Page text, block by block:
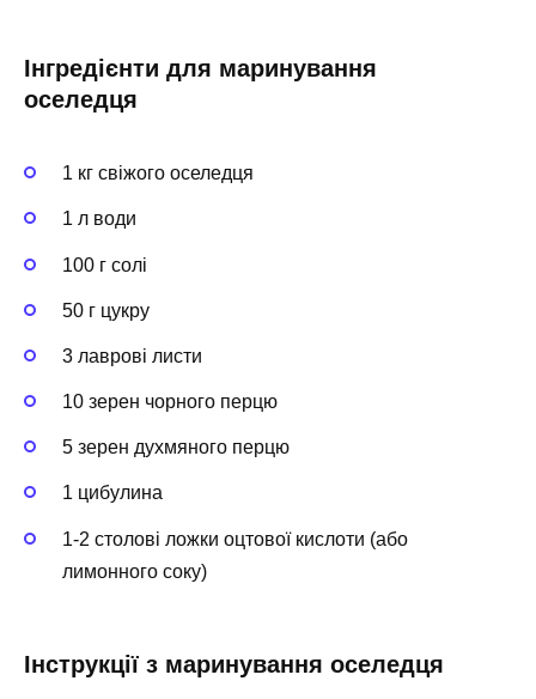
Інгредієнти для маринування
оселедця
1 кг свіжого оселедця
1 л води
100 г солі
50 г цукру
3 лаврові листи
10 зерен чорного перцю
5 зерен духмяного перцю
1 цибулина
1-2 столові ложки оцтової кислоти (або
лимонного соку)
Інструкції з маринування оселедця